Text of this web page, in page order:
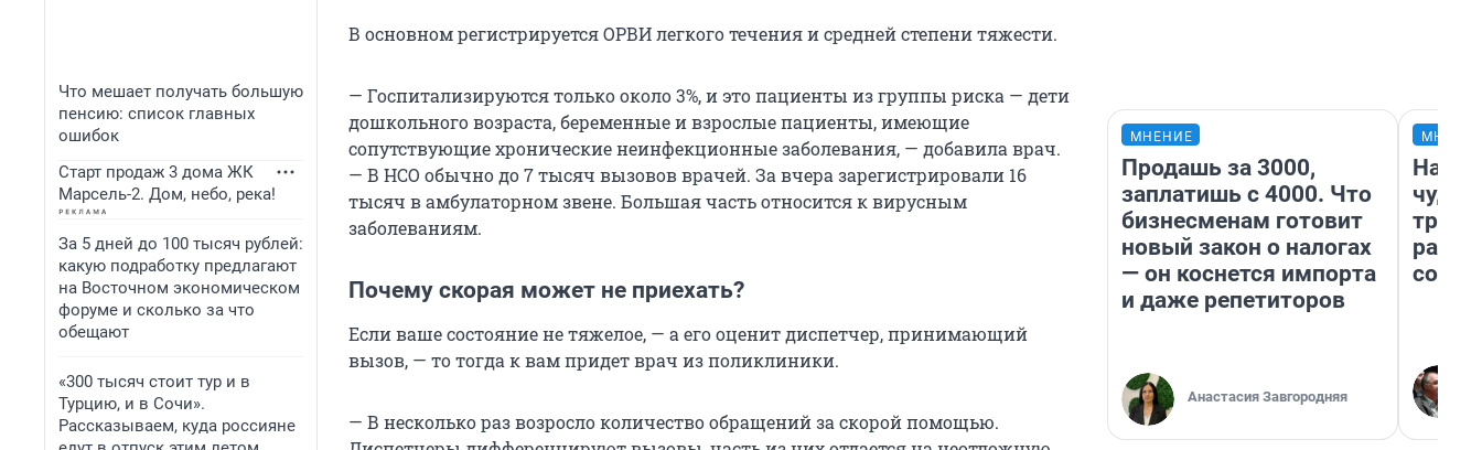
Что мешает получать большую
пенсию: список главных
ошибок
Старт продаж 3 дома ЖК
Марсель-2. Дом, небо, река!
За 5 дней до 100 тысяч рублей:
какую подработку предлагают
на Восточном экономическом
форуме и сколько за что
обещают
«300 тысяч стоит тур и в
Турцию, и в Сочи».
Рассказываем, куда россияне
В основном регистрируется ОРВИ легкого течения и средней степени тяжести.
— Госпитализируются только около 3%, и это пациенты из группы риска — дети
дошкольного возраста, беременные и взрослые пациенты, имеющие
сопутствующие хронические неинфекционные заболевания, — добавила врач.
— В НСО обычно до 7 тысяч вызовов врачей. За вчера зарегистрировали 16
тысяч в амбулаторном звене. Большая часть относится к вирусным
заболеваниям.
Почему скорая может не приехать?
Если ваше состояние не тяжелое, — а его оценит диспетчер, принимающий
вызов, — то тогда к вам придет врач из поликлиники.
— В несколько раз возросло количество обращений за скорой помощью.
МНЕНИЕ
Продашь за 3000,
заплатишь с 4000. Что
бизнесменам готовит
новый закон о налогах
— он коснется импорта
и даже репетиторов
Анастасия Завгородняя